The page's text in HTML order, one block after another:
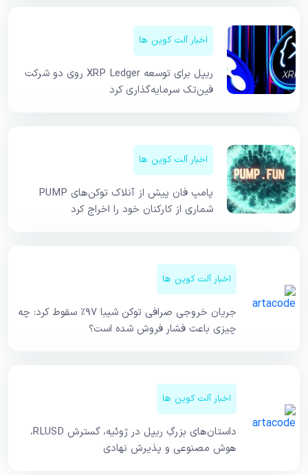
اخبار آلت کوین ها
ریپل برای توسعه XRP Ledger روی دو شرکت
فین‌تک سرمایه‌گذاری کرد
اخبار آلت کوین ها
پامپ فان پیش از آنلاک توکن‌های PUMP
شماری از کارکنان خود را اخراج کرد
اخبار آلت کوین ها
جریان خروجی صرافی توکن شیبا ۹۷٪ سقوط کرد: چه
چیزی باعث فشار فروش شده است؟
اخبار آلت کوین ها
داستان‌های بزرگِ ریپل در ژوئیه، گسترش RLUSD،
هوش مصنوعی و پذیرش نهادی